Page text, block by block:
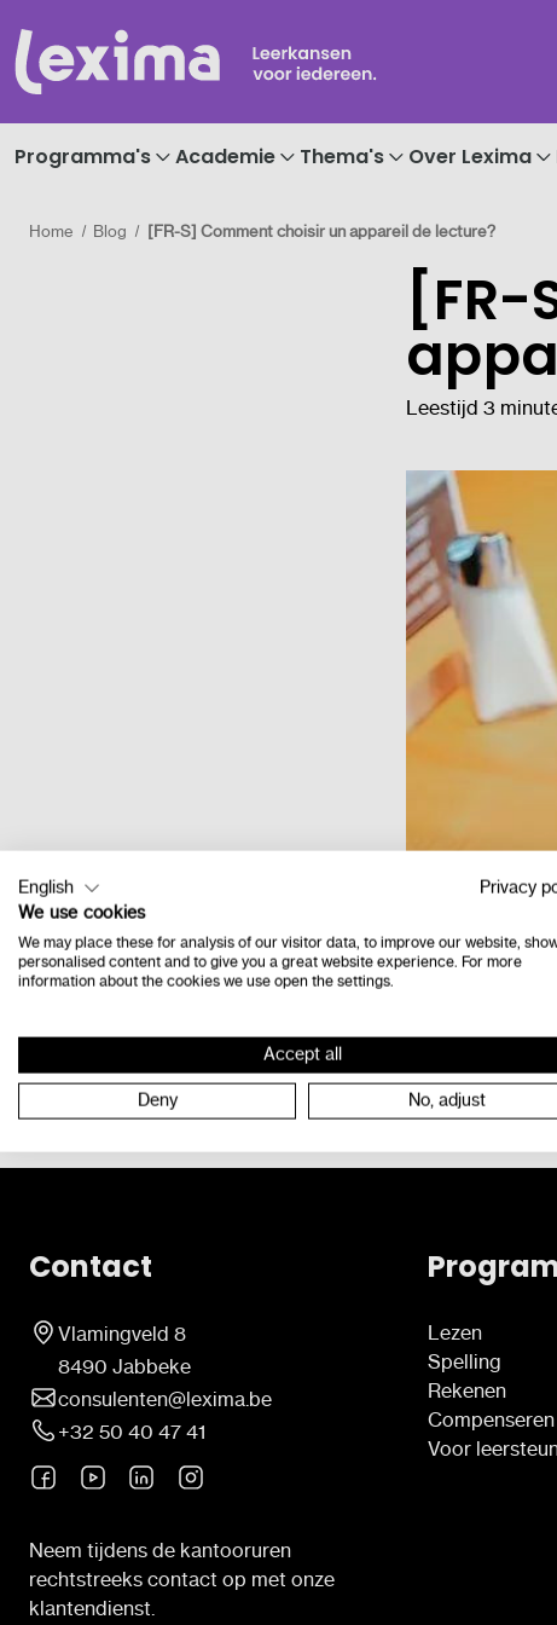
Programma's Academie Thema's Over Lexima
Home Blog [FR-S] Comment choisir un appareil de lecture?
Leestijd 3
Contact
Vlamingveld 8
8490 Jabbeke
consulenten@lexima.be
+32 50 40 47 41
Neem tijdens de kantooruren
rechtstreeks contact op met onze
klantendienst.
Lezen
Spelling
Rekenen
Compenseren
Voor
English
Privacy
We use cookies
We may place these for analysis of our visitor data, to improve our website,
personalised content and to give you a great website experience. For more
information about the cookies we use open the settings.
Accept all
Deny No, adjust